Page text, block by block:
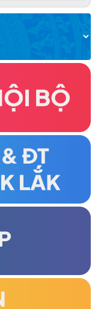
CỐNG HIẾN VÀ
An Lần thứ I,
thứ nhất, nhiệm
THỨ HAI VỀ
CÔNG TỐT